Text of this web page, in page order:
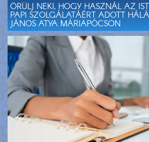
ÖRÜLJ NEKI, HOGY HASZNÁL AZ
PAPI SZOLGÁLATÁÉRT ADOTT
JÁNOS ATYA MÁRIAPÓCSON